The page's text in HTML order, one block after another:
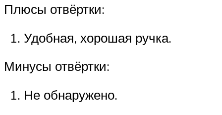
Плюсы отвёртки:
Удобная, хорошая ручка.
Минусы отвёртки:
Не обнаружено.